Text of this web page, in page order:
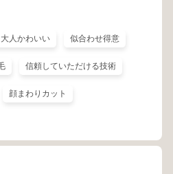
大人かわいい 似合わせ得意
信頼していただける技術
顔まわりカット